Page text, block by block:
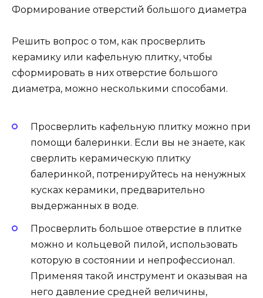
Формирование отверстий большого диаметра
Решить вопрос о том, как просверлить
керамику или кафельную плитку, чтобы
сформировать в них отверстие большого
диаметра, можно несколькими способами.
Просверлить кафельную плитку можно при
помощи балеринки. Если вы не знаете, как
сверлить керамическую плитку
балеринкой, потренируйтесь на ненужных
кусках керамики, предварительно
выдержанных в воде.
Просверлить большое отверстие в плитке
можно и кольцевой пилой, использовать
которую в состоянии и непрофессионал.
Применяя такой инструмент и оказывая на
него давление средней величины,